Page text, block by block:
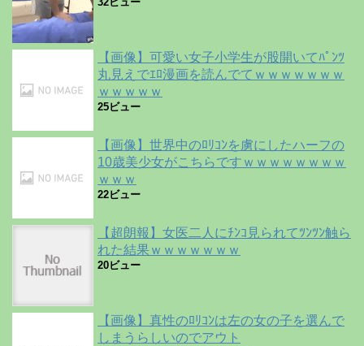
【画像】可愛い女子小学生が股開いてﾊﾟﾝﾂ
丸見えでｴﾛ漫画を読んでてｗｗｗｗｗｗｗ
ｗｗｗｗｗ
25ビュー
【画像】世界中のﾛﾘｺﾝを虜にしたハーフの
10歳美少女がこちらですｗｗｗｗｗｗｗｗ
ｗｗｗ
22ビュー
【超朗報】女医二人にﾁﾝｺ見られてﾂﾝﾂﾝ触ら
れた結果ｗｗｗｗｗｗｗ
20ビュー
【画像】真性のﾛﾘｺﾝは左の女の子を選んで
しまうらしいのでアウト